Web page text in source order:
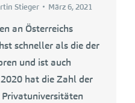
Stieger März 6, 2021
an Österreichs
schneller als die der
und ist auch
hat die Zahl der